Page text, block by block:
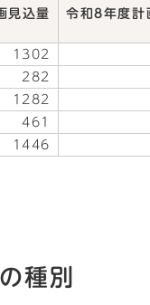
見込量
令和8年度計
1302
282
1282
461
1446
種別